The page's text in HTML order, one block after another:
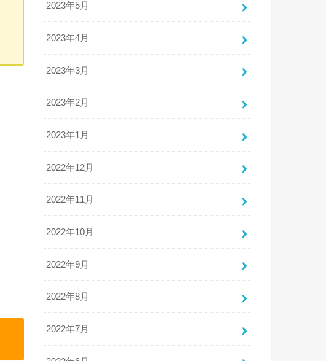
2023年5月
2023年4月
2023年3月
2023年2月
2023年1月
2022年12月
2022年11月
2022年10月
2022年9月
2022年8月
2022年7月